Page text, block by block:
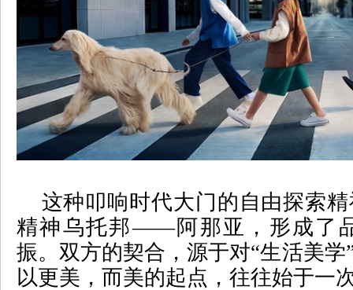
这种叩响时代大门的自由探索精
精神乌托邦——阿那亚，形成了
振。双方的契合，源于对“生活美学
以更美，而美的起点，往往始于一